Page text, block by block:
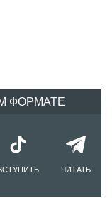
ФОРМАТЕ
ЧИТАТЬ